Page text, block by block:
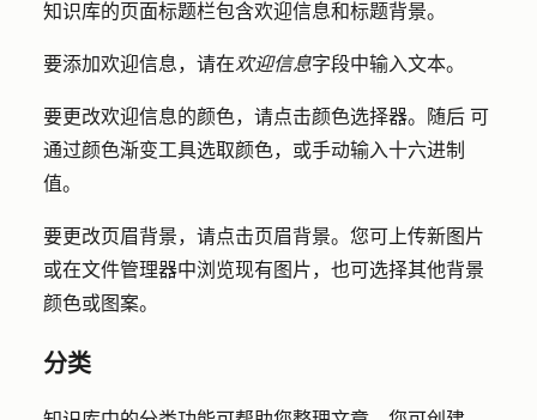
知识库的页面标题栏包含欢迎信息和标题背景。
要添加欢迎信息，请在欢迎信息字段中输入文本。
要更改欢迎信息的颜色，请点击颜色选择器。随后 可
通过颜色渐变工具选取颜色，或手动输入十六进制
值。
要更改页眉背景，请点击页眉背景。您可上传新图片
或在文件管理器中浏览现有图片，也可选择其他背景
颜色或图案。
分类